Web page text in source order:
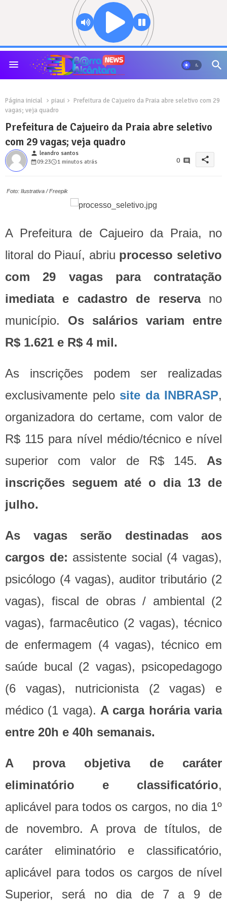
Página inicial piaui
Prefeitura de Cajueiro da Praia abre seletivo com 29
vagas; veja quadro
Prefeitura de Cajueiro da Praia abre seletivo
com 29 vagas; veja quadro
person leandro santos
09:23
1 minutos atrás 0 share
Foto: Ilustrativa / Freepik
A Prefeitura de Cajueiro da Praia, no
litoral do Piauí, abriu processo seletivo
com 29 vagas para contratação
imediata e cadastro de reservano
município. Os salários variam entre
R$ 1.621 e R$ 4 mil.
As inscrições podem ser realizadas
exclusivamente pelo site da INBRASP,
organizadora do certame, com valor de
R$ 115 para nível médio/técnico e nível
superior com valor de R$ 145. As
inscrições seguem até o dia 13 de
julho.
As vagas serão destinadas aos
cargos de: assistente social (4 vagas),
psicólogo (4 vagas), auditor tributário (2
vagas), fiscal de obras / ambiental (2
vagas), farmacêutico (2 vagas), técnico
de enfermagem (4 vagas), técnico em
saúde bucal (2 vagas), psicopedagogo
(6 vagas), nutricionista (2 vagas) e
médico (1 vaga). A carga horária varia
entre 20h e 40h semanais.
A prova objetiva de caráter
eliminatório e classificatório,
aplicável para todos os cargos, no dia 1º
de novembro. A prova de títulos, de
caráter eliminatório e classificatório,
aplicável para todos os cargos de nível
Superior, será no dia de 7 a 9 de